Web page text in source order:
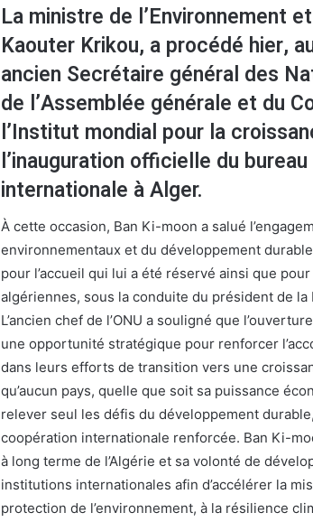
La ministre de l’Environnement
Kaouter Krikou, a procédé hier,
ancien Secrétaire général des
de l’Assemblée générale et du
l’Institut mondial pour la
l’inauguration officielle du
internationale à Alger.
À cette occasion, Ban Ki-moon a salué
environnementaux et du développement
pour l’accueil qui lui a été réservé ainsi que
algériennes, sous la conduite du président de
L’ancien chef de l’ONU a souligné que
une opportunité stratégique pour renforcer
dans leurs efforts de transition vers une
qu’aucun pays, quelle que soit sa puissance
relever seul les défis du développement
coopération internationale renforcée. Ban Ki-
à long terme de l’Algérie et sa volonté de
institutions internationales afin d’accélérer la
protection de l’environnement, à la résilience